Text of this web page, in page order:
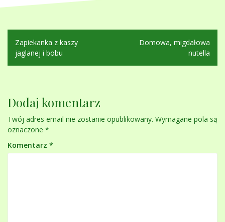
Nawigacja
wpisu
Zapiekanka z kaszy
jaglanej i bobu
Domowa, migdałowa
nutella
Dodaj komentarz
Twój adres email nie zostanie opublikowany. Wymagane pola są
oznaczone *
Komentarz *